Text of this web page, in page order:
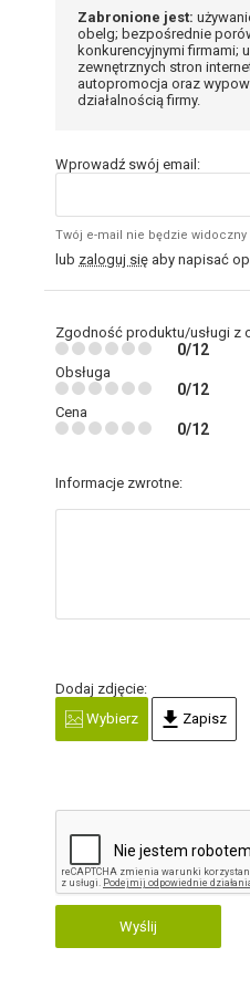
Zabronione jest:
obelg; bezpośrednie
konkurencyjnymi firmami;
zewnętrznych stron
autopromocja oraz
działalnością firmy.
Wprowadź swój email:
Twój e-mail nie będzie widoczny
lub zaloguj się aby napisać
Zgodność produktu/usługi z
0/12
Obsługa
0/12
Cena
0/12
Informacje zwrotne:
Dodaj zdjęcie:
Wybierz
Zapisz
Wyślij